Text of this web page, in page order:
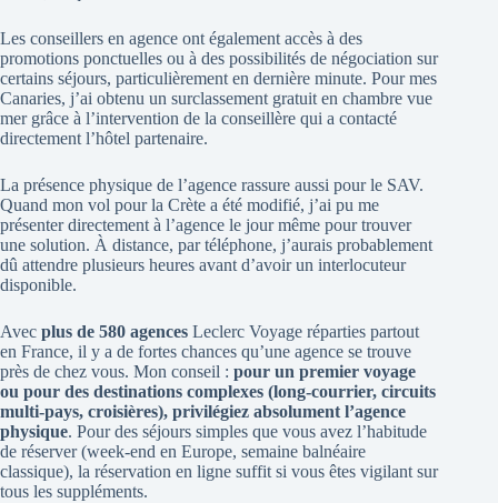
Les conseillers en agence ont également accès à des
promotions ponctuelles ou à des possibilités de négociation sur
certains séjours, particulièrement en dernière minute. Pour mes
Canaries, j’ai obtenu un surclassement gratuit en chambre vue
mer grâce à l’intervention de la conseillère qui a contacté
directement l’hôtel partenaire.
La présence physique de l’agence rassure aussi pour le SAV.
Quand mon vol pour la Crète a été modifié, j’ai pu me
présenter directement à l’agence le jour même pour trouver
une solution. À distance, par téléphone, j’aurais probablement
dû attendre plusieurs heures avant d’avoir un interlocuteur
disponible.
Avec plus de 580 agences Leclerc Voyage réparties partout
en France, il y a de fortes chances qu’une agence se trouve
près de chez vous. Mon conseil : pour un premier voyage
ou pour des destinations complexes (long-courrier, circuits
multi-pays, croisières), privilégiez absolument l’agence
physique. Pour des séjours simples que vous avez l’habitude
de réserver (week-end en Europe, semaine balnéaire
classique), la réservation en ligne suffit si vous êtes vigilant sur
tous les suppléments.